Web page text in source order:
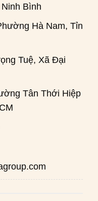
Bình
Hà Nam, Tỉnh
Tuệ, Xã Đại
Tân Thới Hiệp